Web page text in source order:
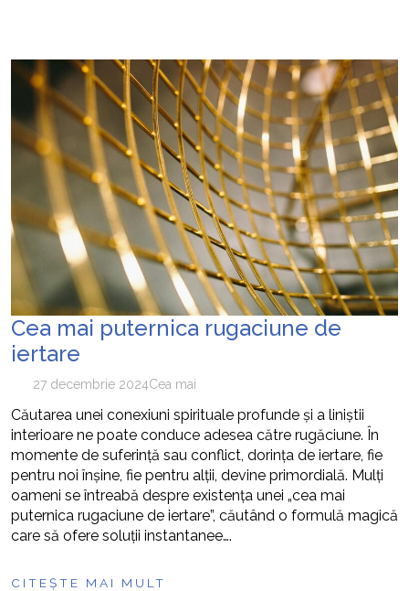
Cea mai puternica rugaciune de
iertare
27 decembrie 2024Cea mai
Căutarea unei conexiuni spirituale profunde și a liniștii
interioare ne poate conduce adesea către rugăciune. În
momente de suferință sau conflict, dorința de iertare, fie
pentru noi înșine, fie pentru alții, devine primordială. Mulți
oameni se întreabă despre existența unei „cea mai
puternica rugaciune de iertare”, căutând o formulă magică
care să ofere soluții instantanee….
CITEȘTE MAI MULT